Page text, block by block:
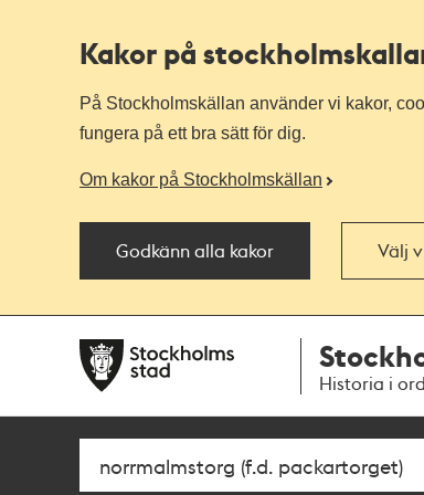
Kakor på
På Stockholmskällan använder vi kakor,
fungera på ett bra sätt för dig.
Om kakor på Stockholmskällan
Godkänn alla kakor Välj
navigationen
huvudinnehållet
Historia i
Sök